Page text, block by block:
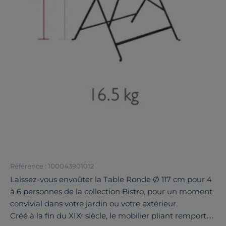
Référence : 100043901012
Laissez-vous envoûter la Table Ronde Ø 117 cm pour 4
à 6 personnes de la collection Bistro, pour un moment
convivial dans votre jardin ou votre extérieur.
Créé à la fin du XIXᵉ siècle, le mobilier pliant remporte